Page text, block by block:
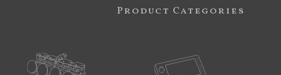
Product Categories